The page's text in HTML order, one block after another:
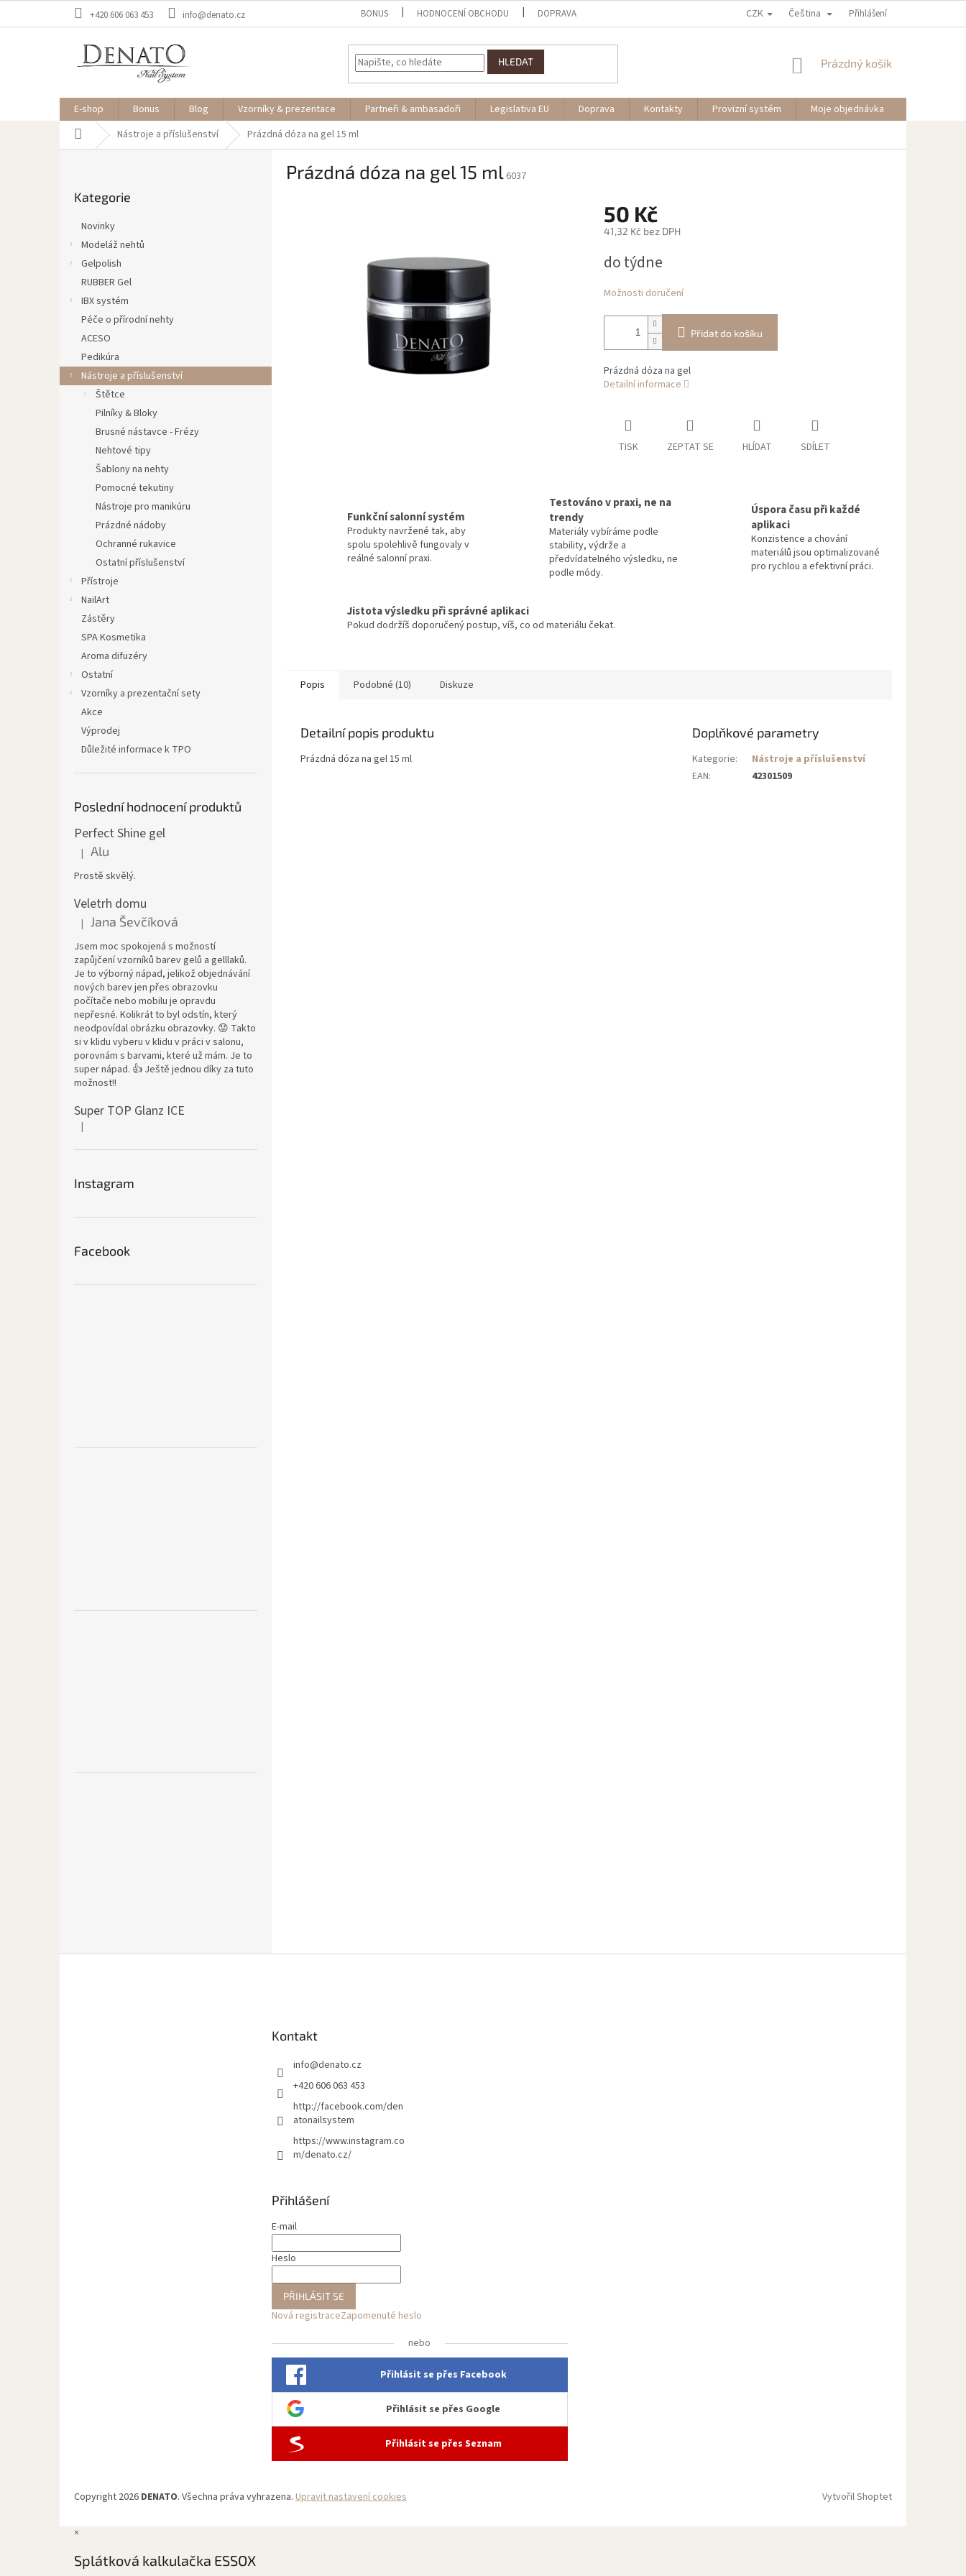
+420 606 063 453 info@denato.cz BONUS HODNOCENÍ OBCHODU DOPRAVA CZK Čeština Přihlášení
HLEDAT
NÁKUPNÍ
Prázdný košík
E-shop Bonus Blog Vzorníky & prezentace Partneři & ambasadoři Legislativa EU Doprava Kontakty Provizní systém
Moje objednávka
Domů Nástroje a příslušenství Prázdná dóza na gel 15 ml
l
kategorie
Kategorie
Novinky
Modeláž nehtů
Gelpolish
RUBBER Gel
IBX systém
Péče o přírodní nehty
ACESO
Pedikúra
Nástroje a příslušenství
Štětce
Pilníky & Bloky
Brusné nástavce - Frézy
Nehtové tipy
Šablony na nehty
Pomocné tekutiny
Nástroje pro manikúru
Prázdné nádoby
Ochranné rukavice
Ostatní příslušenství
Přístroje
NailArt
Zástěry
SPA Kosmetika
Aroma difuzéry
Ostatní
Vzorníky a prezentační sety
Akce
Výprodej
Důležité informace k TPO
Poslední hodnocení produktů
Perfect Shine gel
Hodnocení produktu je 5 z 5 hvězdiček.
| Alu
Prostě skvělý.
Veletrh domu
Hodnocení produktu je 5 z 5 hvězdiček.
| Jana Ševčíková
Jsem moc spokojená s možností
zapůjčení vzorníků barev gelů a gelllaků.
Je to výborný nápad, jelikož objednávání
nových barev jen přes obrazovku
počítače nebo mobilu je opravdu
nepřesné. Kolikrát to byl odstín, který
neodpovídal obrázku obrazovky. 😟 Takto
si v klidu vyberu v klidu v práci v salonu,
porovnám s barvami, které už mám. Je to
super nápad. 👍 Ještě jednou díky za tuto
možnost!!
Super TOP Glanz ICE
Hodnocení produktu je 4 z 5 hvězdiček.
|
Instagram
Facebook
Prázdná dóza na gel 15 ml 6037
50 Kč
41,32 Kč bez DPH
cena:
do týdne
Možnosti doručení
Přidat do košíku
Prázdná dóza na gel
Detailní informace
TISK ZEPTAT SE HLÍDAT SDÍLET
Funkční salonní systém
Produkty navržené tak, aby
spolu spolehlivě fungovaly v
reálné salonní praxi.
Testováno v praxi, ne na
trendy
Materiály vybíráme podle
stability, výdrže a
předvídatelného výsledku, ne
podle módy.
Úspora času při každé
aplikaci
Konzistence a chování
materiálů jsou optimalizované
pro rychlou a efektivní práci.
Jistota výsledku při správné aplikaci
Pokud dodržíš doporučený postup, víš, co od materiálu čekat.
Popis Podobné (10) Diskuze
Detailní popis produktu
Prázdná dóza na gel 15 ml
Doplňkové parametry
Kategorie:
Nástroje a příslušenství
EAN: 42301509
Kontakt
info@denato.cz
+420 606 063 453
http://facebook.com/den
atonailsystem
https://www.instagram.co
m/denato.cz/
Přihlášení
E-mail
Heslo
PŘIHLÁSIT SE
Nová registraceZapomenuté heslo
nebo
Přihlásit se přes Facebook
Přihlásit se přes Google
Přihlásit se přes Seznam
Vytvořil Shoptet
Copyright 2026 DENATO. Všechna práva vyhrazena. Upravit nastavení cookies
×
Splátková kalkulačka ESSOX